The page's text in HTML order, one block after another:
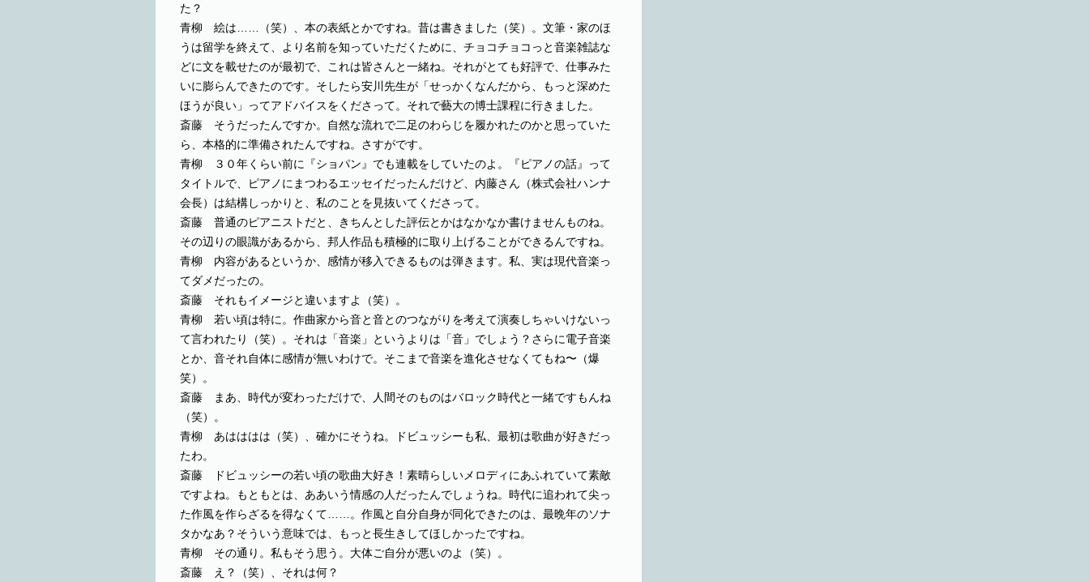
た？
青柳 絵は……（笑）、本の表紙とかですね。昔は書きました（笑）。文筆・家のほ
うは留学を終えて、より名前を知っていただくために、チョコチョコっと音楽雑誌な
どに文を載せたのが最初で、これは皆さんと一緒ね。それがとても好評で、仕事みた
いに膨らんできたのです。そしたら安川先生が「せっかくなんだから、もっと深めた
ほうが良い」ってアドバイスをくださって。それで藝大の博士課程に行きました。
斎藤 そうだったんですか。自然な流れで二足のわらじを履かれたのかと思っていた
ら、本格的に準備されたんですね。さすがです。
青柳 ３０年くらい前に『ショパン』でも連載をしていたのよ。『ピアノの話』って
タイトルで、ピアノにまつわるエッセイだったんだけど、内藤さん（株式会社ハンナ
会長）は結構しっかりと、私のことを見抜いてくださって。
斎藤 普通のピアニストだと、きちんとした評伝とかはなかなか書けませんものね。
その辺りの眼識があるから、邦人作品も積極的に取り上げることができるんですね。
青柳 内容があるというか、感情が移入できるものは弾きます。私、実は現代音楽っ
てダメだったの。
斎藤 それもイメージと違いますよ（笑）。
青柳 若い頃は特に。作曲家から音と音とのつながりを考えて演奏しちゃいけないっ
て言われたり（笑）。それは「音楽」というよりは「音」でしょう？さらに電子音楽
とか、音それ自体に感情が無いわけで。そこまで音楽を進化させなくてもね〜（爆
笑）。
斎藤 まあ、時代が変わっただけで、人間そのものはバロック時代と一緒ですもんね
（笑）。
青柳 あはははは（笑）、確かにそうね。ドビュッシーも私、最初は歌曲が好きだっ
たわ。
斎藤 ドビュッシーの若い頃の歌曲大好き！素晴らしいメロディにあふれていて素敵
ですよね。もともとは、ああいう情感の人だったんでしょうね。時代に追われて尖っ
た作風を作らざるを得なくて……。作風と自分自身が同化できたのは、最晩年のソナ
タかなあ？そういう意味では、もっと長生きしてほしかったですね。
青柳 その通り。私もそう思う。大体ご自分が悪いのよ（笑）。
斎藤 え？（笑）、それは何？